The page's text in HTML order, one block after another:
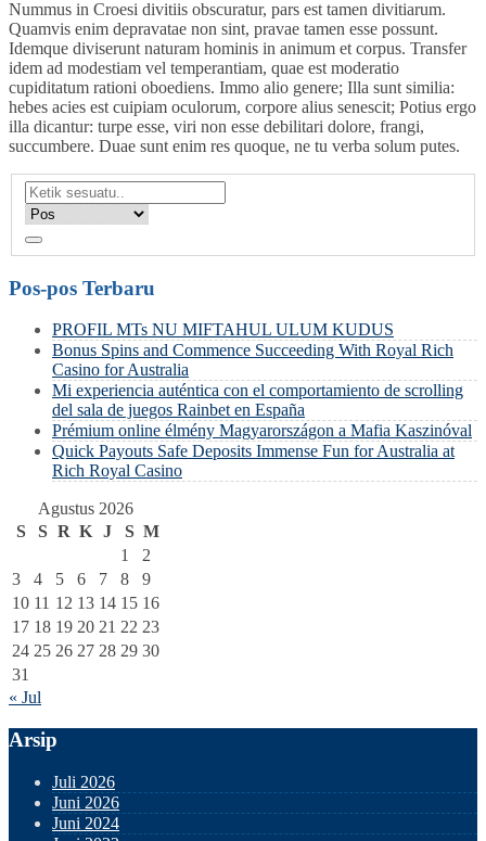
Nummus in Croesi divitiis obscuratur, pars est tamen divitiarum.
Quamvis enim depravatae non sint, pravae tamen esse possunt.
Idemque diviserunt naturam hominis in animum et corpus. Transfer
idem ad modestiam vel temperantiam, quae est moderatio
cupiditatum rationi oboediens. Immo alio genere; Illa sunt similia:
hebes acies est cuipiam oculorum, corpore alius senescit; Potius ergo
illa dicantur: turpe esse, viri non esse debilitari dolore, frangi,
succumbere. Duae sunt enim res quoque, ne tu verba solum putes.
Pos-pos Terbaru
PROFIL MTs NU MIFTAHUL ULUM KUDUS
Bonus Spins and Commence Succeeding With Royal Rich
Casino for Australia
Mi experiencia auténtica con el comportamiento de scrolling
del sala de juegos Rainbet en España
Prémium online élmény Magyarországon a Mafia Kaszinóval
Quick Payouts Safe Deposits Immense Fun for Australia at
Rich Royal Casino
Agustus 2026
S
S R K J S M
1
2
3
4 5 6 7 8
9
10 11 12 13 14 15 16
17 18 19 20 21 22 23
24 25 26 27 28 29 30
31
« Jul
Arsip
Juli 2026
Juni 2026
Juni 2024